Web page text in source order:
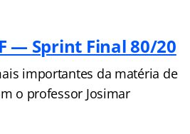
— Sprint Final 80/20
importantes da matéria de
o professor Josimar